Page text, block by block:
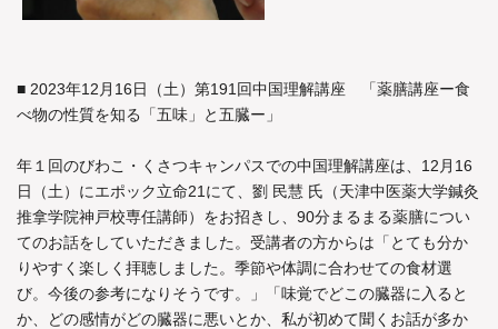
■ 2023年12月16日（土）第191回中国理解講座 「薬膳講座ー食
べ物の性質を知る「五味」と五臓ー」
年１回のびわこ・くさつキャンパスでの中国理解講座は、12月16
日（土）にエポック立命21にて、劉 民慧 氏（天津中医薬大学鍼灸
推拿学院神戸校専任講師）をお招きし、90分まるまる薬膳につい
てのお話をしていただきました。受講者の方からは「とても分か
りやすく楽しく拝聴しました。季節や体調に合わせての食材選
び。今後の参考になりそうです。」「味覚でどこの臓器に入ると
か、どの感情がどの臓器に悪いとか、私が初めて聞くお話が多か